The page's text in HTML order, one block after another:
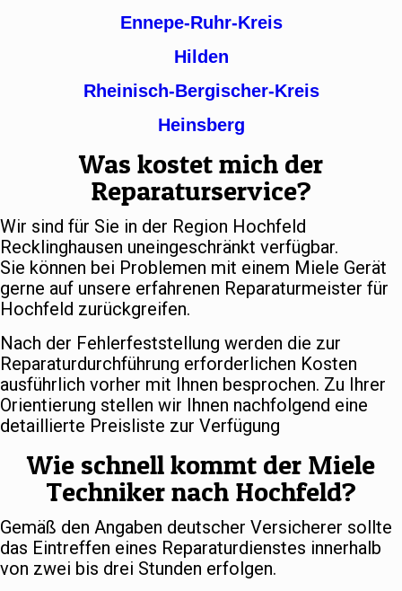
Ennepe-Ruhr-Kreis
Hilden
Rheinisch-Bergischer-Kreis
Heinsberg
Was kostet mich der
Reparaturservice?
Wir sind für Sie in der Region Hochfeld
Recklinghausen uneingeschränkt verfügbar.
Sie können bei Problemen mit einem Miele Gerät
gerne auf unsere erfahrenen Reparaturmeister für
Hochfeld zurückgreifen.
Nach der Fehlerfeststellung werden die zur
Reparaturdurchführung erforderlichen Kosten
ausführlich vorher mit Ihnen besprochen. Zu Ihrer
Orientierung stellen wir Ihnen nachfolgend eine
detaillierte Preisliste zur Verfügung
Wie schnell kommt der Miele
Techniker nach Hochfeld?
Gemäß den Angaben deutscher Versicherer sollte
das Eintreffen eines Reparaturdienstes innerhalb
von zwei bis drei Stunden erfolgen.